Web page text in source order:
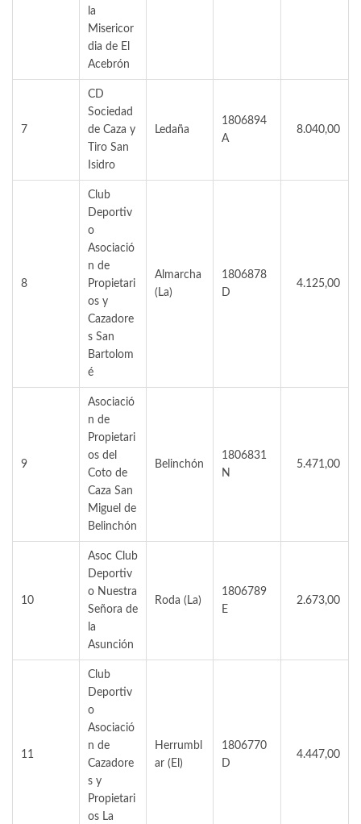
la
Misericor
dia de El
Acebrón
7
CD
Sociedad
de Caza y
Tiro San
Isidro
Ledaña
1806894
A
8.040,00
8
Club
Deportiv
o
Asociació
n de
Propietari
os y
Cazadore
s San
Bartolom
é
Almarcha
(La)
1806878
D
4.125,00
9
Asociació
n de
Propietari
os del
Coto de
Caza San
Miguel de
Belinchón
Belinchón
1806831
N
5.471,00
10
Asoc Club
Deportiv
o Nuestra
Señora de
la
Asunción
Roda (La)
1806789
E
2.673,00
11
Club
Deportiv
o
Asociació
n de
Cazadore
s y
Propietari
os La
Herrumbl
ar (El)
1806770
D
4.447,00